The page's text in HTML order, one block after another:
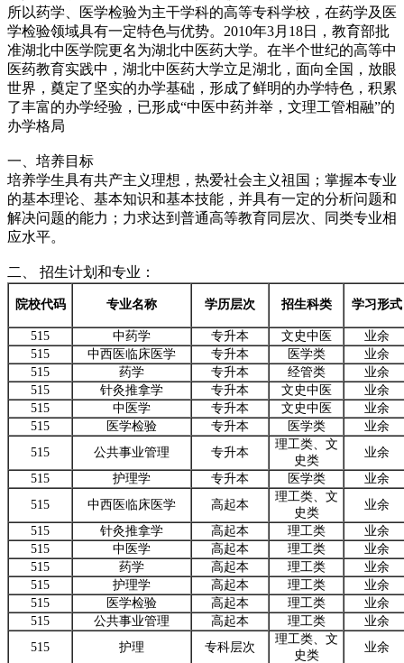
所以药学、医学检验为主干学科的高等专科学校，在药学及医
学检验领域具有一定特色与优势。2010年3月18日，教育部批
准湖北中医学院更名为湖北中医药大学。在半个世纪的高等中
医药教育实践中，湖北中医药大学立足湖北，面向全国，放眼
世界，奠定了坚实的办学基础，形成了鲜明的办学特色，积累
了丰富的办学经验，已形成“中医中药并举，文理工管相融”的
办学格局
一、培养目标
培养学生具有共产主义理想，热爱社会主义祖国；掌握本专业
的基本理论、基本知识和基本技能，并具有一定的分析问题和
解决问题的能力；力求达到普通高等教育同层次、同类专业相
应水平。
二、 招生计划和专业：
院校代码 专业名称 学历层次 招生科类 学习形式
515 中药学 专升本 文史中医
业余
515
中西医临床医学 专升本 医学类
业余
515
药学 专升本 经管类
业余
515
针灸推拿学 专升本 文史中医
业余
515
中医学 专升本 文史中医
业余
515
医学检验 专升本 医学类
业余
515
公共事业管理 专升本
理工类、文
史类
业余
515
护理学 专升本 医学类
业余
515
中西医临床医学 高起本
理工类、文
史类
业余
515
针灸推拿学 高起本 理工类
业余
515
中医学 高起本 理工类
业余
515
药学 高起本 理工类
业余
515
护理学 高起本 理工类
业余
515
医学检验 高起本 理工类
业余
515
公共事业管理 高起本 理工类
业余
515
护理 专科层次
理工类、文
史类
业余